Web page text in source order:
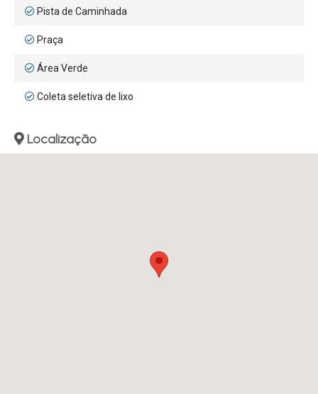
Pista de Caminhada
Praça
Área Verde
Coleta seletiva de lixo
Localização